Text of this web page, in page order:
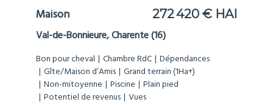
Maison 272 420 € HAI
Val-de-Bonnieure, Charente (16)
Bon pour cheval Chambre RdC Dépendances
Gîte/Maison d’Amis Grand terrain (1Ha+)
Non-mitoyenne
Piscine
Plain pied
Potentiel de revenus Vues